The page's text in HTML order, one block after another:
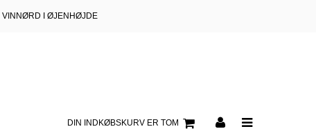
VINNØRD I ØJENHØJDE
DIN INDKØBSKURV ER TOM